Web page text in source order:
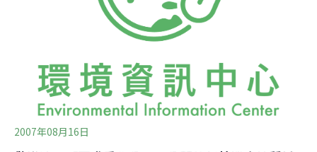
了。事後學務處意圖修改校規，引起了六大性質社團主席
的聯合抵制。而演唱會裡，黑手試圖傳達的勞工、農民、
公娼等等社會弱勢聲音，就這樣淹沒在無謂的禁酒令風波
「社情暴露狂」演唱會。
2007年08月16日